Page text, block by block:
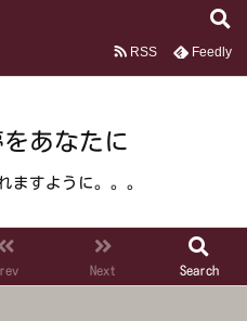
あなたに
ますように。。。
Next Search
RSS Feedly